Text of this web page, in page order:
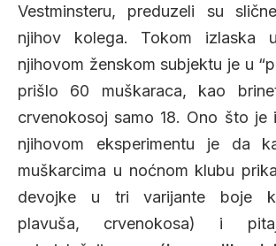
Vestminsteru, preduzeli su
njihov kolega. Tokom izlaska
njihovom ženskom subjektu je u
prišlo 60 muškaraca, kao
crvenokosoj samo 18. Ono što je
njihovom eksperimentu je da
muškarcima u noćnom klubu
devojke u tri varijante boje
plavuša, crvenokosa) i